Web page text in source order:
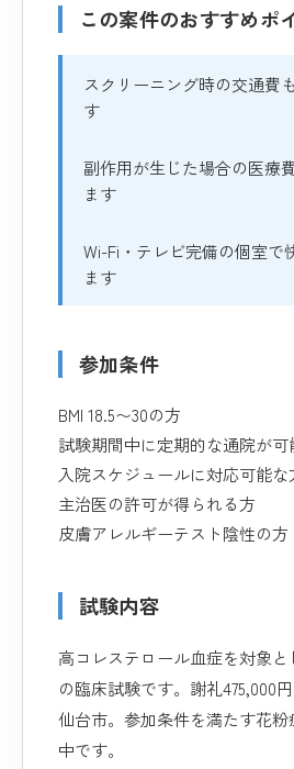
この案件のおすすめポ
スクリーニング時の交通費
す
副作用が生じた場合の医療
ます
Wi-Fi・テレビ完備の個室で
ます
参加条件
BMI 18.5〜30の方
試験期間中に定期的な通院が可
入院スケジュールに対応可能な
主治医の許可が得られる方
皮膚アレルギーテスト陰性の方
試験内容
高コレステロール血症を対象と
の臨床試験です。謝礼475,000
仙台市。参加条件を満たす花
中です。